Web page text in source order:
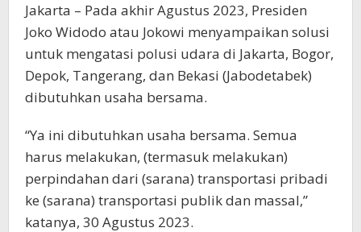
Jakarta – Pada akhir Agustus 2023, Presiden
Joko Widodo atau Jokowi menyampaikan solusi
untuk mengatasi polusi udara di Jakarta, Bogor,
Depok, Tangerang, dan Bekasi (Jabodetabek)
dibutuhkan usaha bersama.
“Ya ini dibutuhkan usaha bersama. Semua
harus melakukan, (termasuk melakukan)
perpindahan dari (sarana) transportasi pribadi
ke (sarana) transportasi publik dan massal,”
katanya, 30 Agustus 2023.